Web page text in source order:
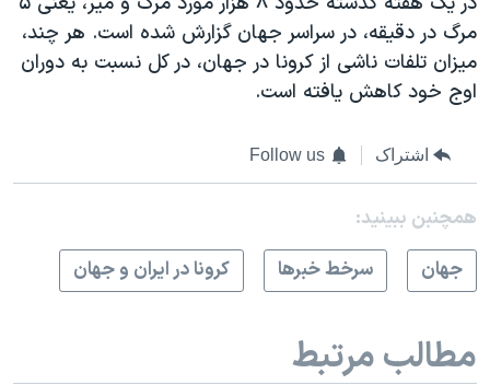
مرگ در دقیقه، در سراسر جهان گزارش شده است. هر چند،
میزان تلفات ناشی از کرونا در جهان، در کل نسبت به دوران
اوج خود کاهش یافته است.
اشتراک Follow us
همچنبن ببینید:
جهان
سرخط خبرها کرونا در ایران و جهان
مطالب مرتبط